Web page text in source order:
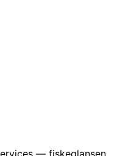
— fiskeglansen